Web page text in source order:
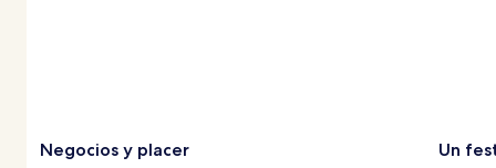
Negocios y placer Un